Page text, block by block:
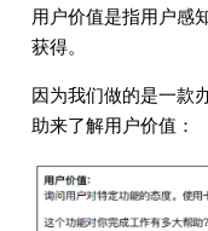
用户价值是指用户感
获得。
因为我们做的是一款
助来了解用户价值：